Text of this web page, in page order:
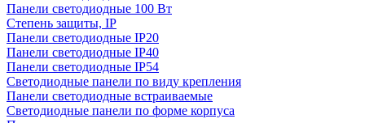
Панели светодиодные 100 Вт
Степень защиты, IP
Панели светодиодные IP20
Панели светодиодные IP40
Панели светодиодные IP54
Светодиодные панели по виду крепления
Панели светодиодные встраиваемые
Светодиодные панели по форме корпуса